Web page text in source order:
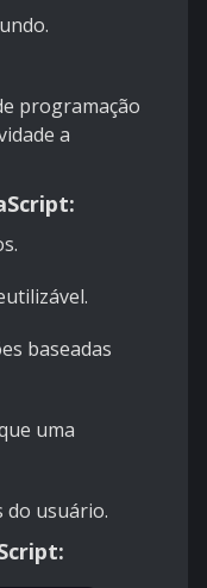
programação
a
baseadas
uma
do usuário.